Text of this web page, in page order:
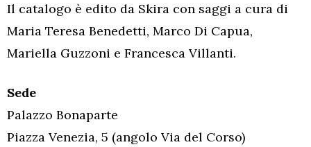
Il catalogo è edito da Skira con saggi a cura di
Maria Teresa Benedetti, Marco Di Capua,
Mariella Guzzoni e Francesca Villanti.
Sede
Palazzo Bonaparte
Piazza Venezia, 5 (angolo Via del Corso)